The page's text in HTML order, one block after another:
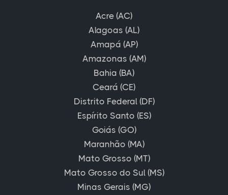
Acre (AC)
Alagoas (AL)
Amapá (AP)
Amazonas (AM)
Bahia (BA)
Ceará (CE)
Distrito Federal (DF)
Espírito Santo (ES)
Goiás (GO)
Maranhão (MA)
Mato Grosso (MT)
Mato Grosso do Sul (MS)
Minas Gerais (MG)